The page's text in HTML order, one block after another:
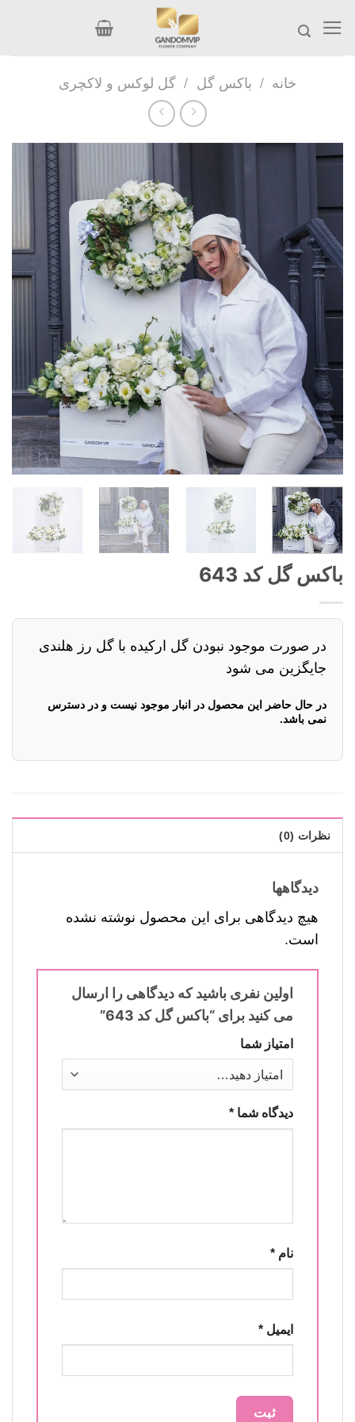
content
خانه / باکس گل / گل لوکس و لاکچری
باکس گل کد 643
در صورت موجود نبودن گل ارکیده با گل رز هلندی
جایگزین می شود
در حال حاضر این محصول در انبار موجود نیست و در دسترس
نمی باشد.
نظرات (0)
دیدگاهها
هیچ دیدگاهی برای این محصول نوشته نشده
است.
اولین نفری باشید که دیدگاهی را ارسال
می کنید برای “باکس گل کد 643”
امتیاز شما
دیدگاه شما *
نام *
ایمیل *